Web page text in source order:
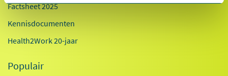
Factsheet 2025
Kennisdocumenten
Health2Work 20-jaar
Populair